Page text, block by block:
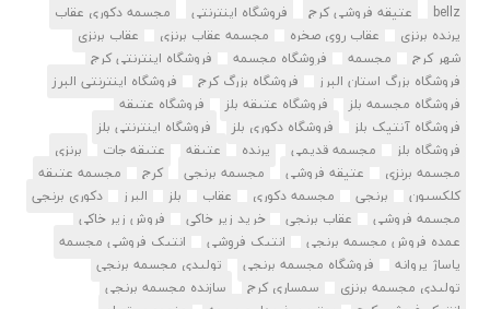
bellz عتیقه فروشی کرج فروشگاه اینترنتی
مجسمه دکوری عقاب
پرنده برنزی
عقاب روی صخره مجسمه عقاب برنزی
عقاب برنزی
شهر کرج
مجسمه فروشگاه مجسمه
فروشگاه اینترنتی کرج
فروشگاه بزرگ استان البرز
فروشگاه بزرگ کرج
فروشگاه اینترنتی البرز
فروشگاه مجسمه بلز
فروشگاه عتیقه بلز
فروشگاه عتیقه
فروشگاه آنتیک بلز
فروشگاه دکوری بلز
فروشگاه اینترنتی بلز
فروشگاه بلز
مجسمه قدیمی پرنده عتیقه عتیقه جات
برنزی
مجسمه برنزی
عتیقه فروشی مجسمه برنجی کرج
مجسمه عتیقه
کلکسیون
برنجی مجسمه دکوری عقاب بلز البرز
دکوری برنجی
مجسمه فروشی
عقاب برنجی خرید زیر خاکی
فروش زیر خاکی
عمده فروش مجسمه برنجی
انتیک فروشی
انتیک فروشی مجسمه
پاساژ پروانه
فروشگاه مجسمه برنجی
تولیدی مجسمه برنجی
تولیدی مجسمه برنزی
سمساری کرج
سازنده مجسمه برنجی